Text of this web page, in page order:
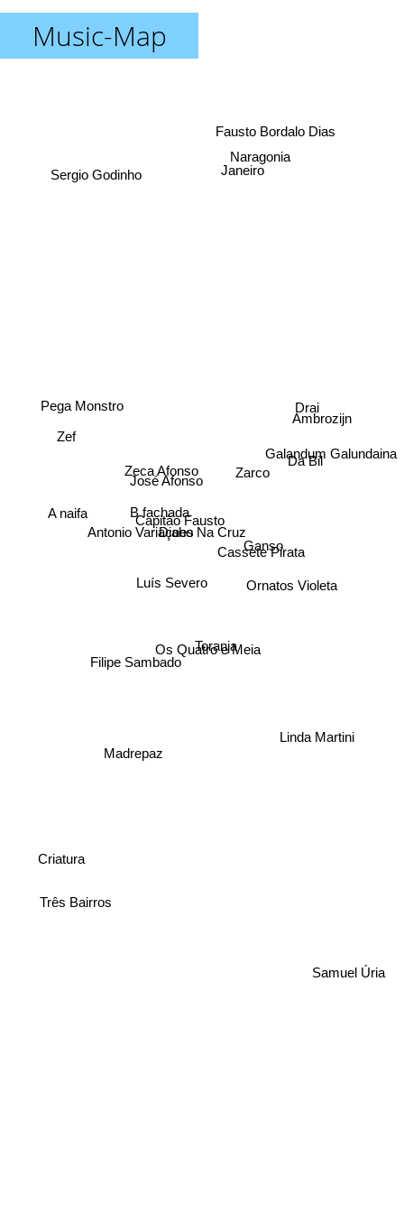
Music-Map
Diabo Na Cruz
Capitão Fausto
Os Quatro e Meia
B fachada
Antonio Variaçoes
Luís Severo
José Afonso
Zeca Afonso
Toranja
Ornatos Violeta
Ganso
Filipe Sambado
Zarco Da Bil
Drai
Pega Monstro
A naifa
Ambrozijn
Janeiro
Naragonia
Criatura
Três Bairros
Galandum Galundaina
Fausto Bordalo Dias
Sergio Godinho